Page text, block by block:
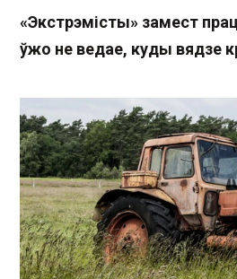
«Экстрэмісты» замест
ўжо не ведае, куды вядзе